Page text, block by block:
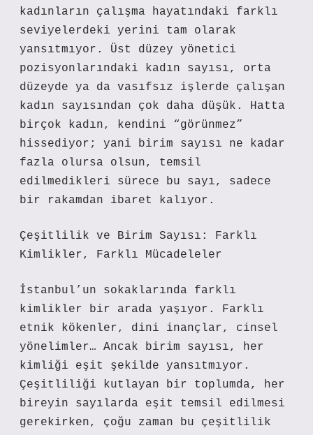
kadınların çalışma hayatındaki farklı
seviyelerdeki yerini tam olarak
yansıtmıyor. Üst düzey yönetici
pozisyonlarındaki kadın sayısı, orta
düzeyde ya da vasıfsız işlerde çalışan
kadın sayısından çok daha düşük. Hatta
birçok kadın, kendini “görünmez”
hissediyor; yani birim sayısı ne kadar
fazla olursa olsun, temsil
edilmedikleri sürece bu sayı, sadece
bir rakamdan ibaret kalıyor.
Çeşitlilik ve Birim Sayısı: Farklı
Kimlikler, Farklı Mücadeleler
İstanbul’un sokaklarında farklı
kimlikler bir arada yaşıyor. Farklı
etnik kökenler, dini inançlar, cinsel
yönelimler… Ancak birim sayısı, her
kimliği eşit şekilde yansıtmıyor.
Çeşitliliği kutlayan bir toplumda, her
bireyin sayılarda eşit temsil edilmesi
gerekirken, çoğu zaman bu çeşitlilik